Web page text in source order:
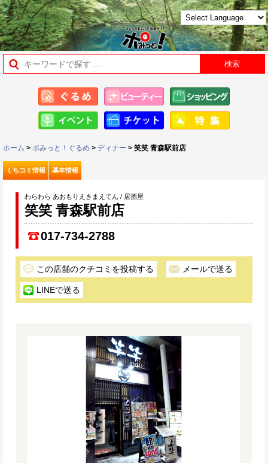
ホーム > ポみっと！ぐるめ > ディナー > 笑笑 青森駅前店
くちコミ情報 基本情報
わらわら あおもりえきまえてん / 居酒屋
笑笑 青森駅前店
017-734-2788
この店舗のクチコミを投稿する メールで送る
LINEで送る